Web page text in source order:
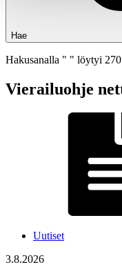
Hae
Hakusanalla " " löytyi 270
Vierailuohje
Uutiset
3.8.2026